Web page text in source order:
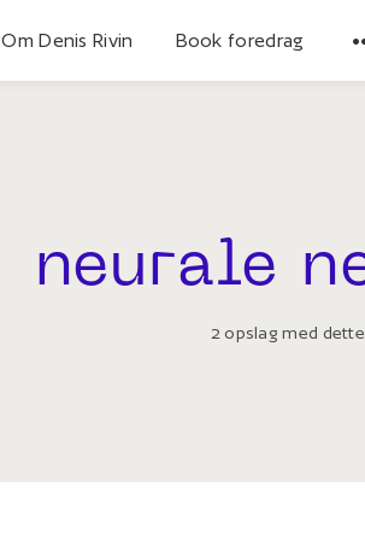
Om Denis Rivin Book foredrag
neurale
2 opslag med